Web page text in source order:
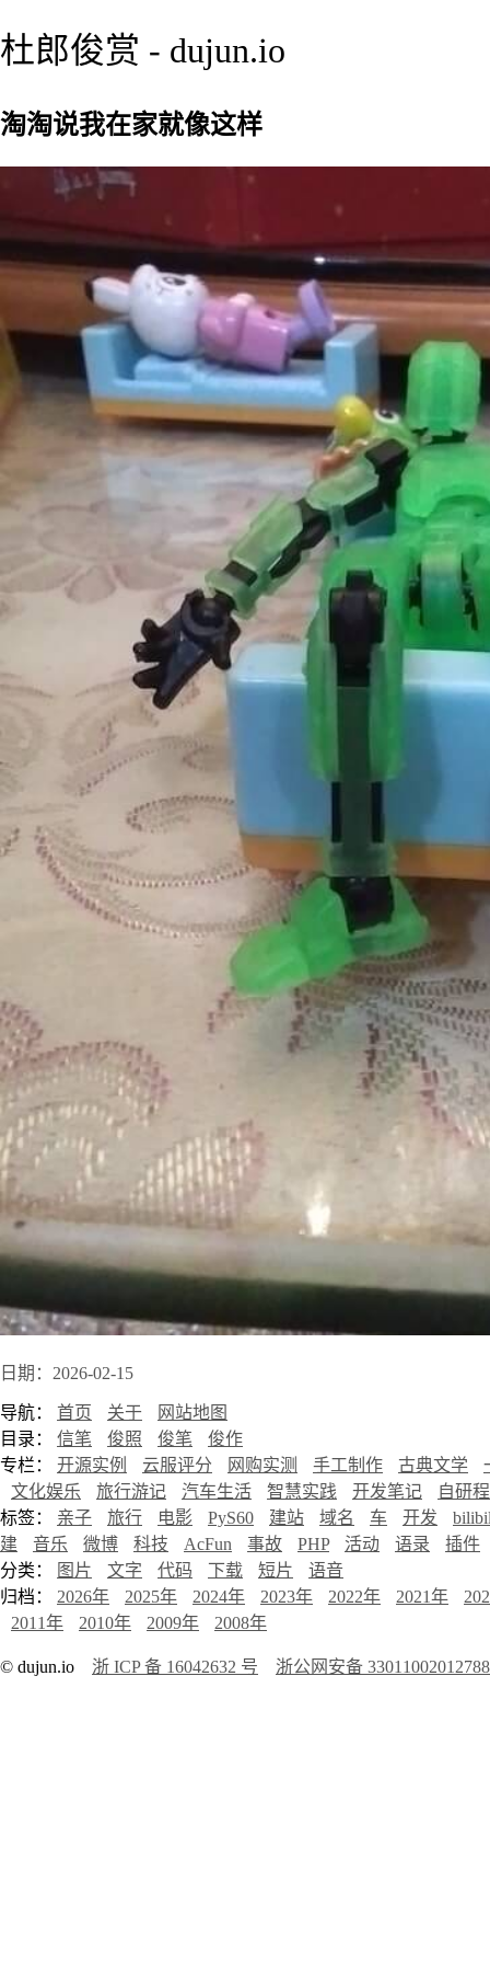
杜郎俊赏 - dujun.io
淘淘说我在家就像这样
日期：2026-02-15
导航： 首页 关于
网站地图
目录： 信笔 俊照 俊笔
俊作
专栏： 开源实例 云服评分 网购实测 手工制作 古典文学
文化娱乐
旅行游记 汽车生活 智慧实践 开发笔记
自研
标签： 亲子 旅行 电影 PyS60 建站 域名 车 开发
建
音乐 微博 科技 AcFun 事故 PHP 活动 语录
插件
分类：
图片 文字 代码 下载 短片
语音
归档： 2026年 2025年 2024年 2023年 2022年 2021年
2011年
2010年 2009年 2008年
© dujun.io 浙 ICP 备 16042632 号 浙公网安备